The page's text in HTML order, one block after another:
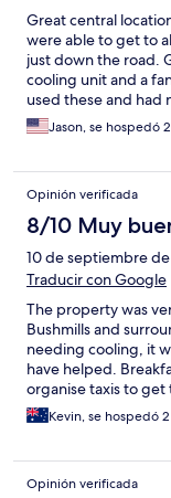
Great central
were able to get to
just down the road.
cooling unit and a
used these and had
great breakfast.
Jason, se hospedó
Opinión verificada
8/10 Muy
10 de septiembre
Traducir con Google
The property was
Bushmills and
needing cooling, it
have helped.
organise taxis to get
difficult. Don’t let
does, drive past and
Kevin, se hospedó
Opinión verificada